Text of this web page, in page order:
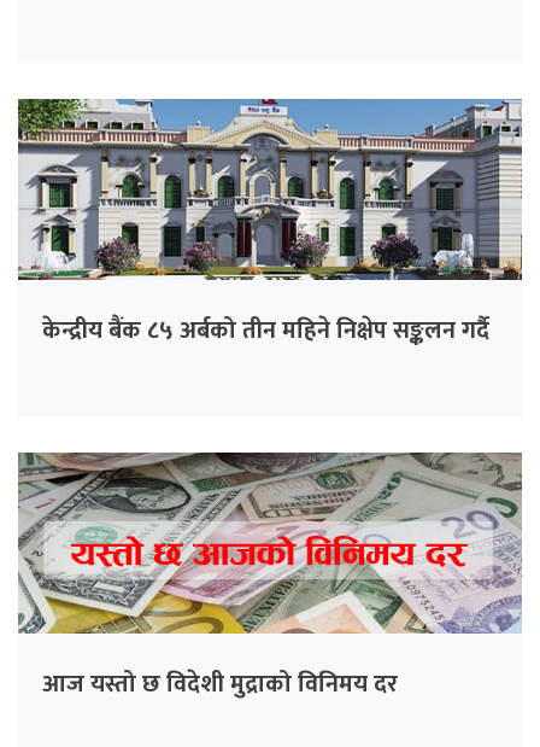
केन्द्रीय बैंक ८५ अर्बको तीन महिने निक्षेप सङ्कलन गर्दै
आज यस्तो छ विदेशी मुद्राको विनिमय दर